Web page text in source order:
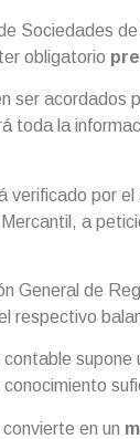
Sociedades
obligatorio
ser acordados
toda la
verificado por
a
General de
respectivo
en un